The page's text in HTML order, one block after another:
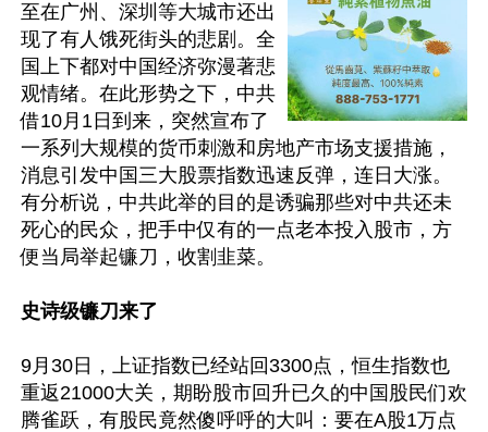
至在广州、深圳等大城市还出
现了有人饿死街头的悲剧。全
国上下都对中国经济弥漫著悲
观情绪。在此形势之下，中共
借10月1日到来，突然宣布了
一系列大规模的货币刺激和房地产市场支援措施，
消息引发中国三大股票指数迅速反弹，连日大涨。
有分析说，中共此举的目的是诱骗那些对中共还未
死心的民众，把手中仅有的一点老本投入股市，方
便当局举起镰刀，收割韭菜。
史诗级镰刀来了
9月30日，上证指数已经站回3300点，恒生指数也
重返21000大关，期盼股市回升已久的中国股民们欢
腾雀跃，有股民竟然傻呼呼的大叫：要在A股1万点